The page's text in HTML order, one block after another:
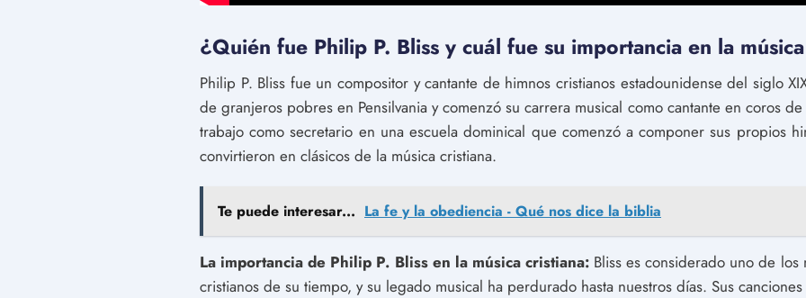
¿Quién fue Philip P. Bliss y cuál fue su importancia en la
Philip P. Bliss fue un compositor y cantante de himnos cristianos estadounidense del siglo
de granjeros pobres en Pensilvania y comenzó su carrera musical como cantante en coros
trabajo como secretario en una escuela dominical que comenzó a componer sus propios
convirtieron en clásicos de la música cristiana.
Te puede interesar... La fe y la obediencia - Qué nos dice la biblia
La importancia de Philip P. Bliss en la música cristiana:Bliss es considerado uno de los
cristianos de su tiempo, y su legado musical ha perdurado hasta nuestros días. Sus